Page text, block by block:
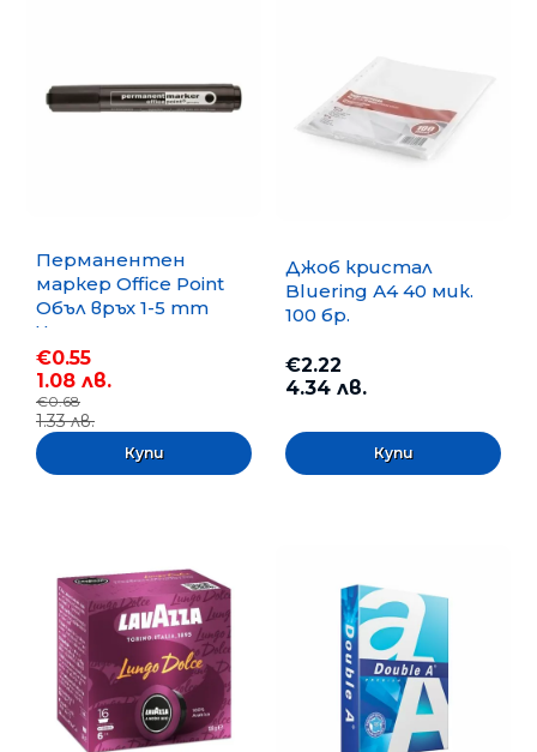
Перманентен
маркер Office Point
Объл връх 1-5 mm
Черен
€0.55
1.08 лв.
€0.68
1.33 лв.
Джоб кристал
Bluering А4 40 мик.
100 бр.
€2.22
4.34 лв.